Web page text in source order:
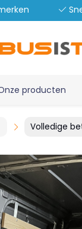
producten
Volledige